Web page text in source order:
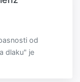
od
dlaku" je